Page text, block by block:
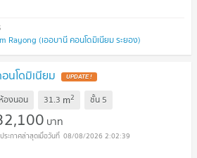
Rayong (เออบานี คอนโดมิเนียม ระยอง)
นโดมิเนียม
องนอน 31.3 m2 ชั้น 5
บาท
08/08/2026 2:02:39